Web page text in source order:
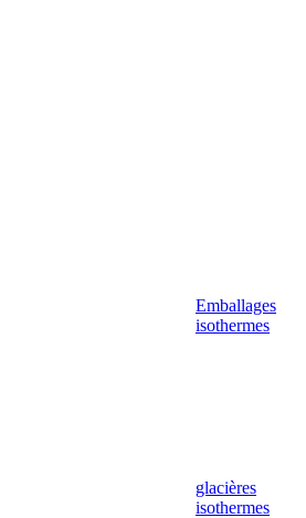
Emballages
isothermes
glacières
isothermes